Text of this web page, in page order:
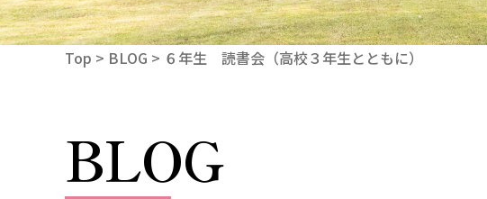
Top > BLOG > ６年生 読書会（高校３年生とともに）
BLOG